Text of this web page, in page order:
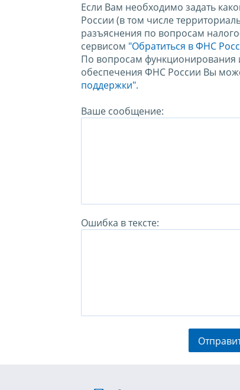
Если Вам необходимо задать
России (в том числе
разъяснения по вопросам
сервисом "Обратиться в ФНС
По вопросам функционирования
обеспечения ФНС России Вы
поддержки".
Ваше сообщение:
Ошибка в тексте: